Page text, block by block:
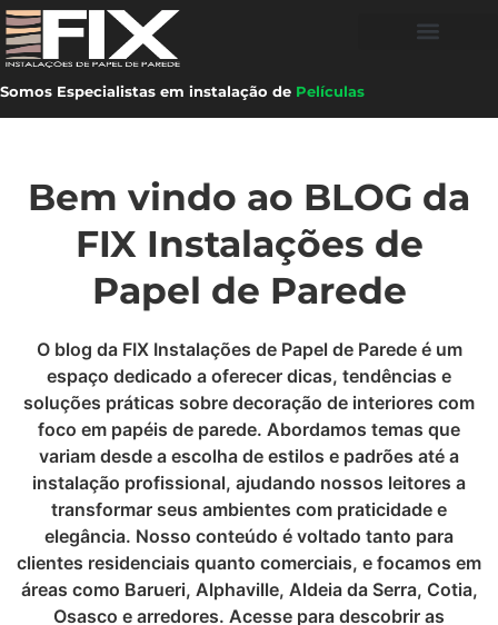
Somos Especialistas em instalação de Películas
Bem vindo ao BLOG da
FIX Instalações de
Papel de Parede
O blog da FIX Instalações de Papel de Parede é um
espaço dedicado a oferecer dicas, tendências e
soluções práticas sobre decoração de interiores com
foco em papéis de parede. Abordamos temas que
variam desde a escolha de estilos e padrões até a
instalação profissional, ajudando nossos leitores a
transformar seus ambientes com praticidade e
elegância. Nosso conteúdo é voltado tanto para
clientes residenciais quanto comerciais, e focamos em
áreas como Barueri, Alphaville, Aldeia da Serra, Cotia,
Osasco e arredores. Acesse para descobrir as